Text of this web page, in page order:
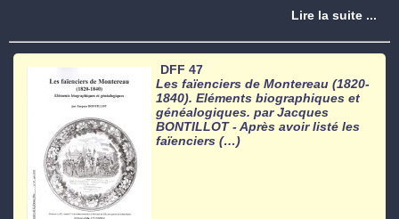
Lire la suite ...
DFF 47
Les faïenciers de Montereau (1820-
1840). Eléments biographiques et
généalogiques. par Jacques
BONTILLOT - Après avoir listé les
faïenciers (…)